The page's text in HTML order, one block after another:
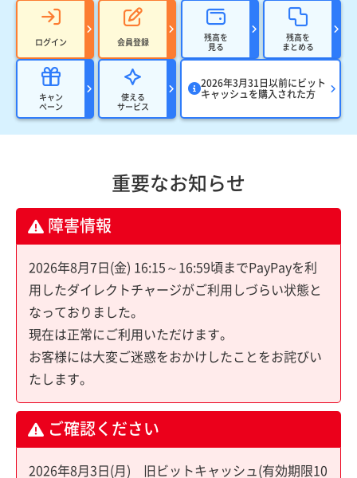
ログイン 会員登録
残高を
見る
残高を
まとめる
キャン
ペーン
使える
サービス
2026年3月31日以前にビット
キャッシュを購入された方
重要なお知らせ
障害情報
2026年8月7日(金) 16:15～16:59頃までPayPayを利
用したダイレクトチャージがご利用しづらい状態と
なっておりました。
現在は正常にご利用いただけます。
お客様には大変ご迷惑をおかけしたことをお詫びい
たします。
ご確認ください
2026年8月3日(月) 旧ビットキャッシュ(有効期限10